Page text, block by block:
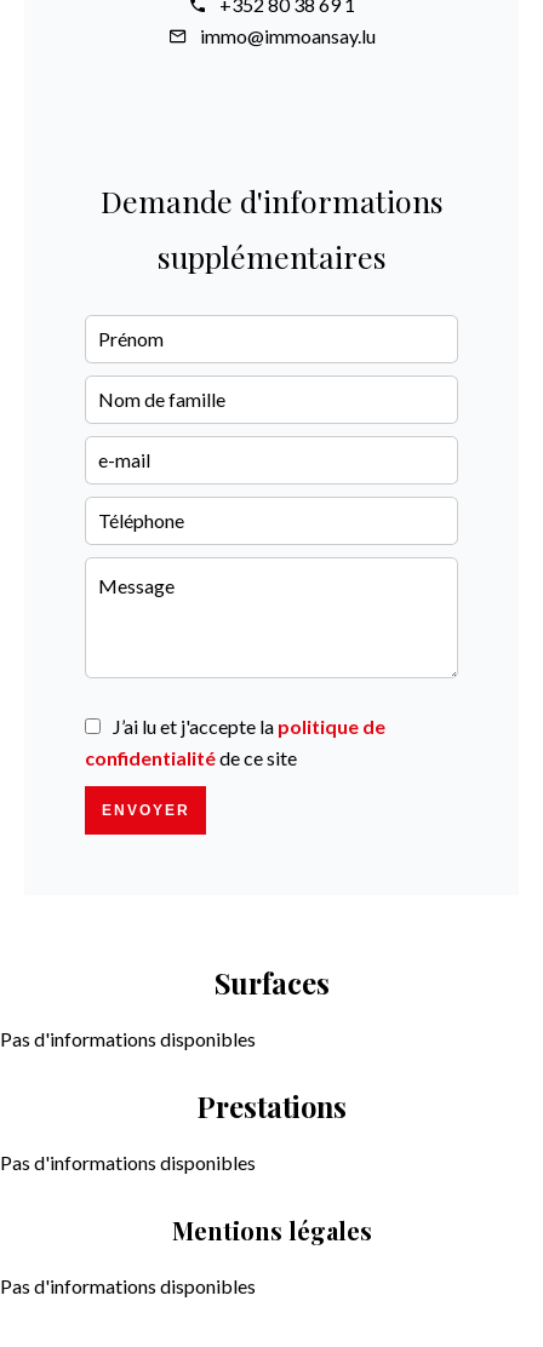
immo@immoansay.lu
Demande d'informations
supplémentaires
J’ai lu et j'accepte la politique de
confidentialitéde ce site
ENVOYER
Surfaces
Pas d'informations disponibles
Prestations
Pas d'informations disponibles
Mentions légales
Pas d'informations disponibles